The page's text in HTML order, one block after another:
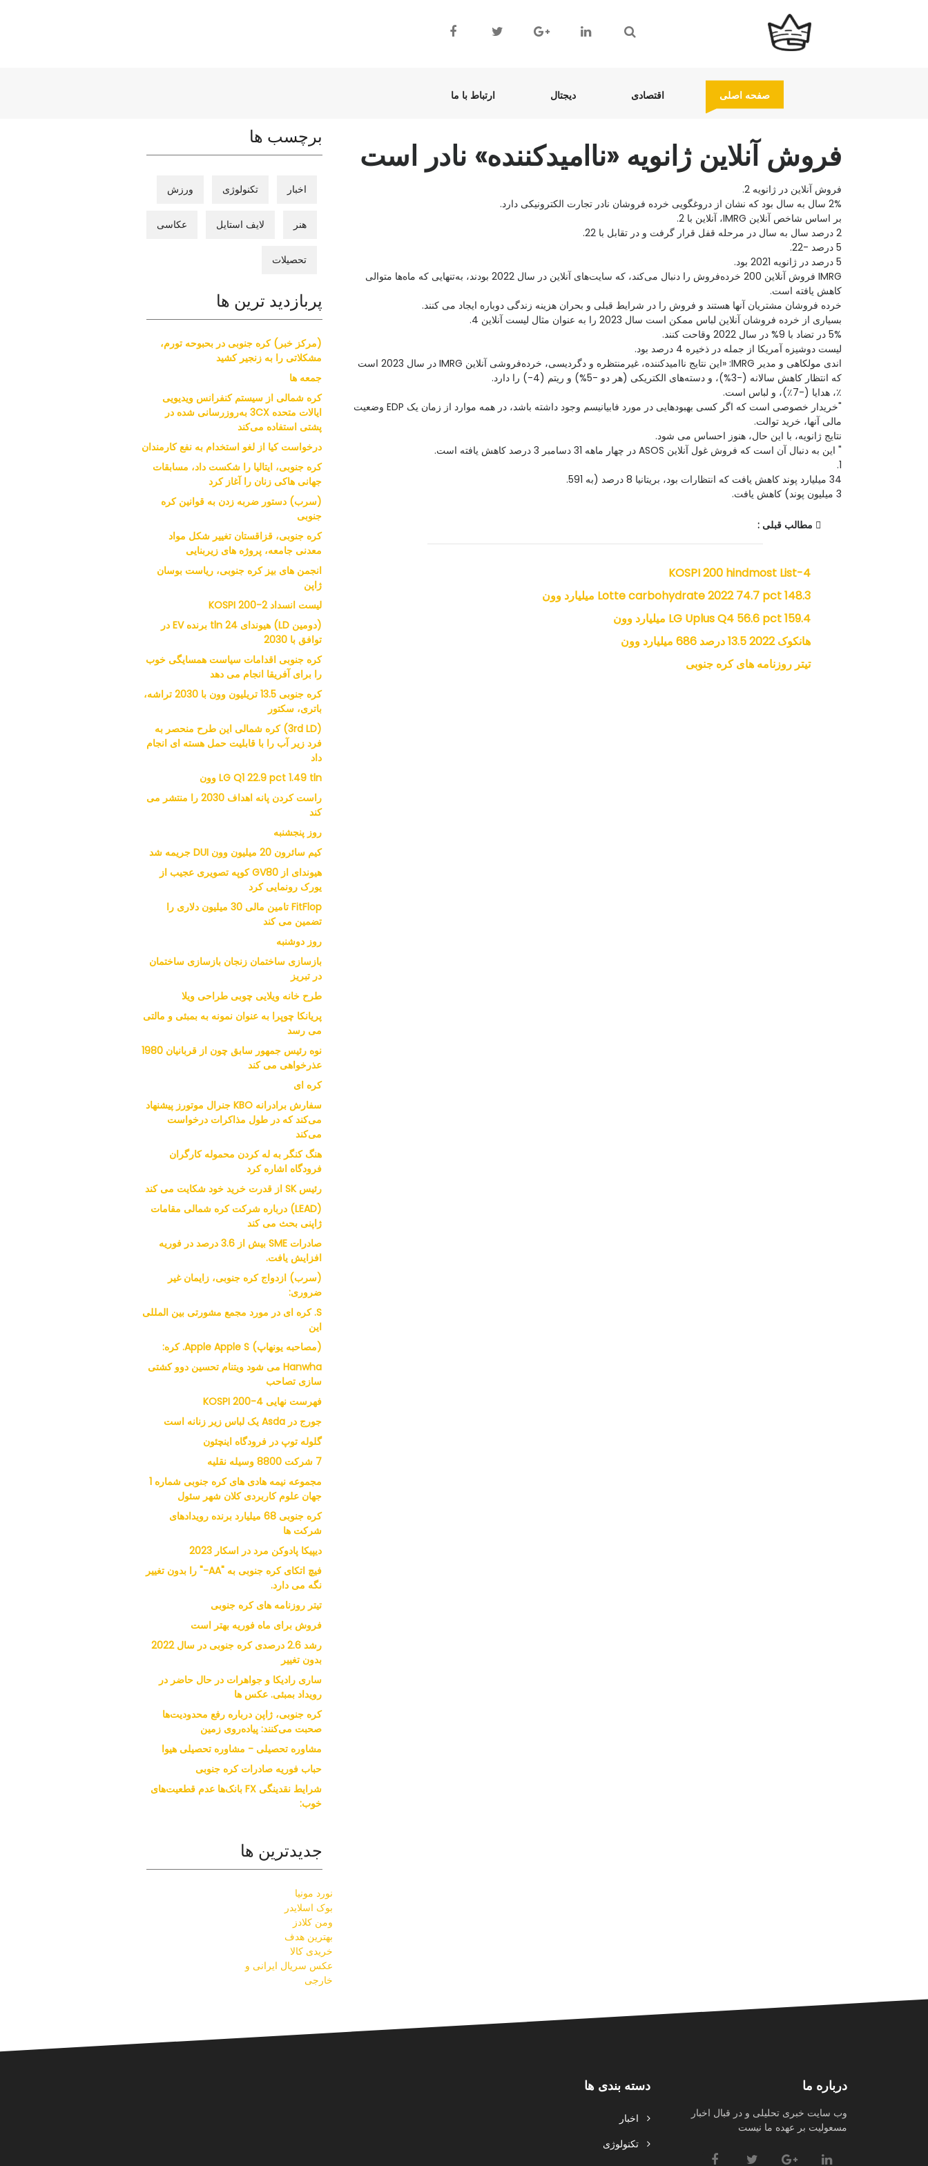
صفحه اصلی اقتصادی دیجتال ارتباط با ما
فروش آنلاین ژانویه «ناامیدکننده» نادر است
فروش آنلاین در ژانویه 2.
2% سال به سال بود که نشان از دروغگویی خرده فروشان نادر تجارت الکترونیکی دارد.
بر اساس شاخص آنلاین IMRG، آنلاین با 2.
2 درصد سال به سال در مرحله قفل قرار گرفت و در تقابل با 22.
5 درصد -22.
5 درصد در ژانویه 2021 بود.
IMRG فروش آنلاین 200 خرده‌فروش را دنبال می‌کند، که سایت‌های آنلاین در سال 2022 بودند، به‌تنهایی که ماه‌ها متوالی
کاهش یافته است.
خرده فروشان مشتریان آنها هستند و فروش را در شرایط قبلی و بحران هزینه زندگی دوباره ایجاد می کنند.
بسیاری از خرده فروشان آنلاین لباس ممکن است سال 2023 را به عنوان مثال لیست آنلاین 4.
5% در تضاد با 9% در سال 2022 وقاحت کنند.
لیست دوشیزه آمریکا از جمله در ذخیره 4 درصد بود.
اندی مولکاهی و مدیر IMRG: «این نتایج ناامیدکننده، غیرمنتظره و دگردیسی، خرده‌فروشی آنلاین IMRG در سال 2023 است
که انتظار کاهش سالانه (-3%)، و دسته‌های الکتریکی (هر دو -5%) و ریتم (4-) را دارد.
٪، هدایا (-7٪)، و لباس است.
"خریدار خصوصی است که اگر کسی بهبودهایی در مورد فابیانیسم وجود داشته باشد، در همه موارد از زمان یک EDP وضعیت
مالی آنها، خرید توالت.
نتایج ژانویه، با این حال، هنوز احساس می شود.
" این به دنبال آن است که فروش غول آنلاین ASOS در چهار ماهه 31 دسامبر 3 درصد کاهش یافته است.
1.
34 میلیارد پوند کاهش یافت که انتظارات بود، بریتانیا 8 درصد (به 591.
3 میلیون پوند) کاهش یافت.
مطالب قبلی :
KOSPI 200 hindmost List-4
Lotte carbohydrate 2022 74.7 pct 148.3 میلیارد وون
LG Uplus Q4 56.6 pct 159.4 میلیارد وون
هانکوک 2022 13.5 درصد 686 میلیارد وون
تیتر روزنامه های کره جنوبی
برچسب ها
اخبار تکنولوژی ورزش
هنر لایف استایل عکاسی
تحصیلات
پربازدید ترین ها
(مرکز خبر) کره جنوبی در بحبوحه تورم،
مشکلاتی را به زنجیر کشید
جمعه ها
کره شمالی از سیستم کنفرانس ویدیویی
ایالات متحده 3CX به‌روزرسانی شده در
پشتی استفاده می‌کند
درخواست کیا از لغو استخدام به نفع کارمندان
کره جنوبی، ایتالیا را شکست داد، مسابقات
جهانی هاکی زنان را آغاز کرد
(سرب) دستور ضربه زدن به قوانین کره
جنوبی
کره جنوبی، قزاقستان تغییر شکل مواد
معدنی جامعه، پروژه های زیربنایی
انجمن های بیز کره جنوبی، ریاست بوسان
ژاپن
لیست انسداد KOSPI 200-2
(دومین LD) هیوندای 24 tln برنده EV در
توافق با 2030
کره جنوبی اقدامات سیاست همسایگی خوب
را برای آفریقا انجام می دهد
کره جنوبی 13.5 تریلیون وون با 2030 تراشه،
باتری، سکتور
(3rd LD) کره شمالی این طرح منحصر به
فرد زیر آب را با قابلیت حمل هسته ای انجام
داد
LG Q1 22.9 pct 1.49 tln وون
راست کردن پانه اهداف 2030 را منتشر می
کند
روز پنجشنبه
کیم سائرون 20 میلیون وون DUI جریمه شد
هیوندای از GV80 کوپه تصویری عجیب از
یورک رونمایی کرد
FitFlop تامین مالی 30 میلیون دلاری را
تضمین می کند
روز دوشنبه
بازسازی ساختمان زنجان بازسازی ساختمان
در تبریز
طرح خانه ویلایی چوبی طراحی ویلا
پریانکا چوپرا به عنوان نمونه به بمبئی و مالتی
می رسد
نوه رئیس جمهور سابق چون از قربانیان 1980
عذرخواهی می کند
کره ای
سفارش برادرانه KBO جنرال موتورز پیشنهاد
می‌کند که در طول مذاکرات درخواست
می‌کند
هنگ کنگر به له کردن محموله کارگران
فرودگاه اشاره کرد
رئیس SK از قدرت خرید خود شکایت می کند
(LEAD) درباره شرکت کره شمالی مقامات
ژاپنی بحث می کند
صادرات SME بیش از 3.6 درصد در فوریه
افزایش یافت.
(سرب) ازدواج کره جنوبی، زایمان غیر
ضروری:
S. کره ای در مورد مجمع مشورتی بین المللی
این
(مصاحبه یونهاپ) Apple Apple S. کره:
Hanwha می شود ویتنام تحسین دوو کشتی
سازی تصاحب
فهرست نهایی KOSPI 200-4
جورج در Asda یک لباس زیر زنانه است
گلوله توپ در فرودگاه اینچئون
7 شرکت 8800 وسیله نقلیه
مجموعه نیمه هادی های کره جنوبی شماره 1
جهان علوم کاربردی کلان شهر سئول
کره جنوبی 68 میلیارد برنده رویدادهای
شرکت ها
دیپیکا پادوکن مرد در اسکار 2023
فیچ اتکای کره جنوبی به "AA-" را بدون تغییر
نگه می دارد.
تیتر روزنامه های کره جنوبی
فروش برای ماه فوریه بهتر است
رشد 2.6 درصدی کره جنوبی در سال 2022
بدون تغییر
ساری رادیکا و جواهرات در حال حاضر در
رویداد بمبئی. عکس ها
کره جنوبی، ژاپن درباره رفع محدودیت‌ها
صحبت می‌کنند: پیاده‌روی زمین
مشاوره تحصیلی - مشاوره تحصیلی هیوا
حباب فوریه صادرات کره جنوبی
شرایط نقدینگی FX بانک‌ها عدم قطعیت‌های
خوب:
جدیدترین ها
نورد مونیا
بوک اسلایدر
ومن کلادز
بهترین هدف
خریدی کالا
عکس سریال ایرانی و
خارجی
درباره ما
وب سایت خبری تحلیلی و در قبال اخبار
مسعولیت بر عهده ما نیست
دسته بندی ها
اخبار
تکنولوژی